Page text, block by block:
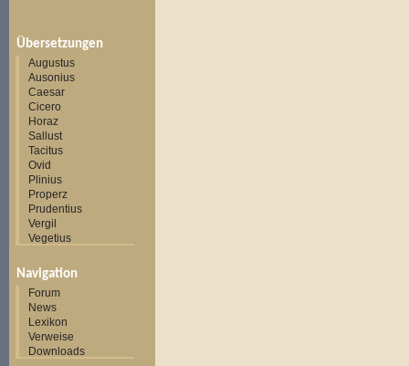
Übersetzungen
Augustus
Ausonius
Caesar
Cicero
Horaz
Sallust
Tacitus
Ovid
Plinius
Properz
Prudentius
Vergil
Vegetius
Navigation
Forum
News
Lexikon
Verweise
Downloads